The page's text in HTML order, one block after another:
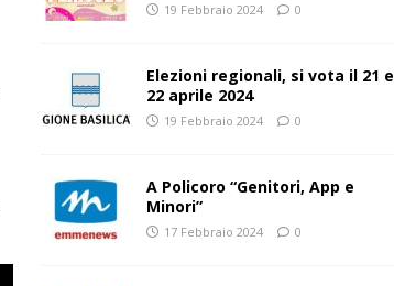
19 Febbraio 2024 0
Elezioni regionali, si vota il 21 e
22 aprile 2024
19 Febbraio 2024 0
A Policoro “Genitori, App e
Minori”
17 Febbraio 2024 0